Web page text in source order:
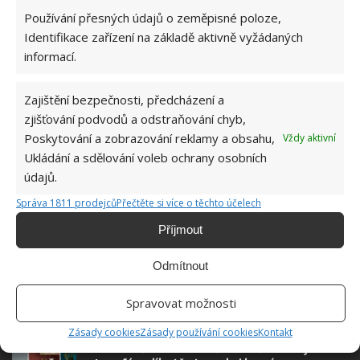
Používání přesných údajů o zeměpisné poloze,
Identifikace zařízení na základě aktivně vyžádaných
informací.
Zajištění bezpečnosti, předcházení a
zjišťování podvodů a odstraňování chyb,
Poskytování a zobrazování reklamy a obsahu,
Ukládání a sdělování voleb ochrany osobních
údajů.
Vždy aktivní
Správa 1811 prodejcůPřečtěte si více o těchto účelech
Příjmout
Odmítnout
Spravovat možnosti
Zásady cookiesZásady používání cookiesKontakt
MALOVÁNÍ
SOUVISEJÍCÍ ČLÁNKY